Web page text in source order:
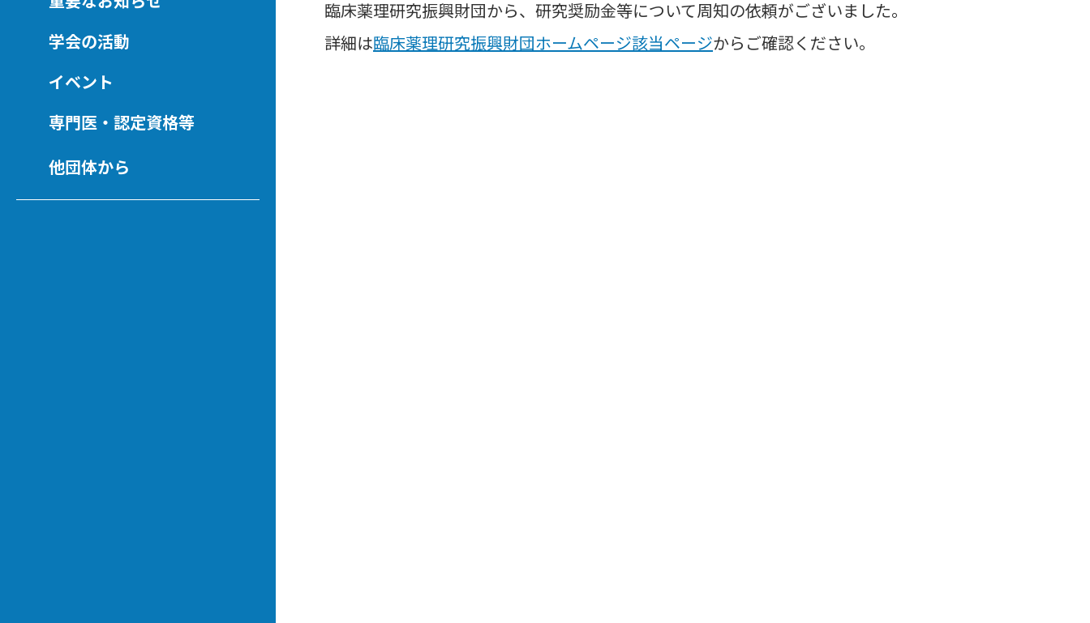
学会の活動
イベント
専門医・認定資格等
他団体から
臨床薬理研究振興財団から、研究奨励金等について周知の依頼がございました。
詳細は臨床薬理研究振興財団ホームページ該当ページからご確認ください。